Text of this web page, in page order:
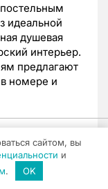
идеальной
душевая
интерьер.
предлагают
номере и
сайтом, вы
и
. OK